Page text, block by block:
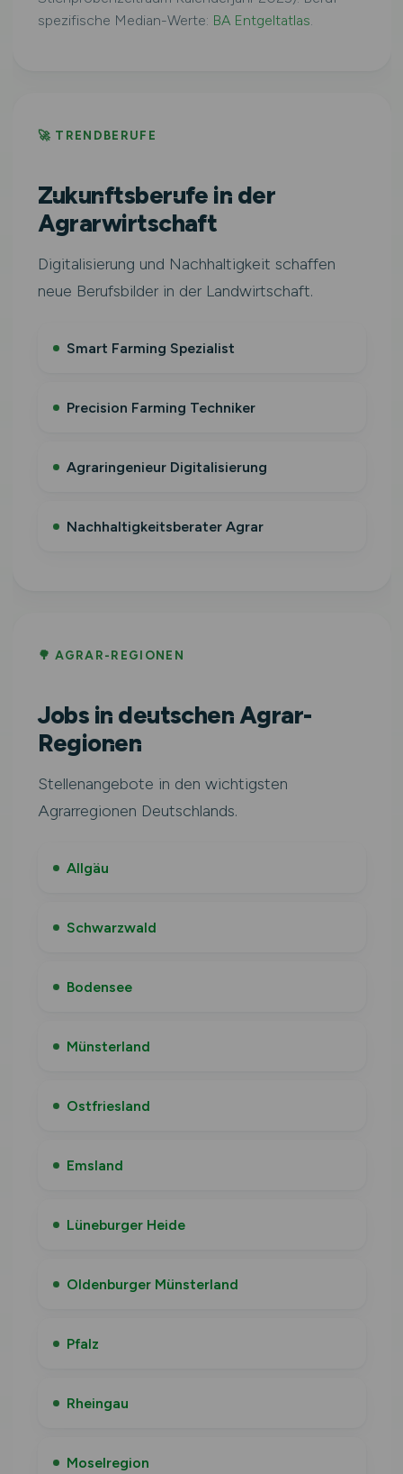
spezifische Median-Werte: BA Entgeltatlas.
🚀 TRENDBERUFE
Zukunftsberufe in der
Agrarwirtschaft
Digitalisierung und Nachhaltigkeit schaffen
neue Berufsbilder in der Landwirtschaft.
Smart Farming Spezialist
Precision Farming Techniker
Agraringenieur Digitalisierung
Nachhaltigkeitsberater Agrar
🌳 AGRAR-REGIONEN
Jobs in deutschen Agrar-
Regionen
Stellenangebote in den wichtigsten
Agrarregionen Deutschlands.
Allgäu
Schwarzwald
Bodensee
Münsterland
Ostfriesland
Emsland
Lüneburger Heide
Oldenburger Münsterland
Pfalz
Rheingau
Moselregion